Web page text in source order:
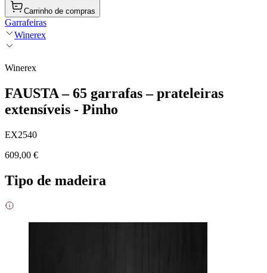
Carrinho de compras
Garrafeiras
Winerex
Winerex
FAUSTA – 65 garrafas – prateleiras
extensíveis - Pinho
EX2540
609,00 €
Tipo de madeira